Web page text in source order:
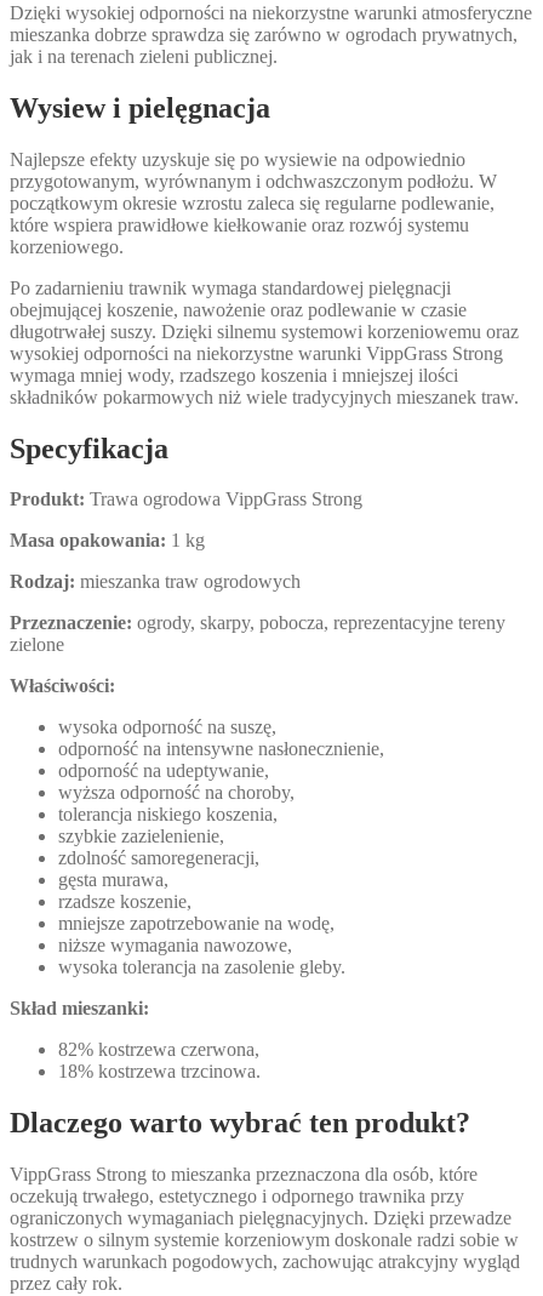
Dzięki wysokiej odporności na niekorzystne warunki atmosferyczne
mieszanka dobrze sprawdza się zarówno w ogrodach prywatnych,
jak i na terenach zieleni publicznej.
Wysiew i pielęgnacja
Najlepsze efekty uzyskuje się po wysiewie na odpowiednio
przygotowanym, wyrównanym i odchwaszczonym podłożu. W
początkowym okresie wzrostu zaleca się regularne podlewanie,
które wspiera prawidłowe kiełkowanie oraz rozwój systemu
korzeniowego.
Po zadarnieniu trawnik wymaga standardowej pielęgnacji
obejmującej koszenie, nawożenie oraz podlewanie w czasie
długotrwałej suszy. Dzięki silnemu systemowi korzeniowemu oraz
wysokiej odporności na niekorzystne warunki VippGrass Strong
wymaga mniej wody, rzadszego koszenia i mniejszej ilości
składników pokarmowych niż wiele tradycyjnych mieszanek traw.
Specyfikacja
Produkt: Trawa ogrodowa VippGrass Strong
Masa opakowania: 1 kg
Rodzaj: mieszanka traw ogrodowych
Przeznaczenie: ogrody, skarpy, pobocza, reprezentacyjne tereny
zielone
Właściwości:
wysoka odporność na suszę,
odporność na intensywne nasłonecznienie,
odporność na udeptywanie,
wyższa odporność na choroby,
tolerancja niskiego koszenia,
szybkie zazielenienie,
zdolność samoregeneracji,
gęsta murawa,
rzadsze koszenie,
mniejsze zapotrzebowanie na wodę,
niższe wymagania nawozowe,
wysoka tolerancja na zasolenie gleby.
Skład mieszanki:
82% kostrzewa czerwona,
18% kostrzewa trzcinowa.
Dlaczego warto wybrać ten produkt?
VippGrass Strong to mieszanka przeznaczona dla osób, które
oczekują trwałego, estetycznego i odpornego trawnika przy
ograniczonych wymaganiach pielęgnacyjnych. Dzięki przewadze
kostrzew o silnym systemie korzeniowym doskonale radzi sobie w
trudnych warunkach pogodowych, zachowując atrakcyjny wygląd
przez cały rok.